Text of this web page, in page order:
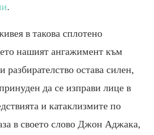
.
в такова сплотено
нашият ангажимент към
разбирателство остава силен,
да се изправи лице в
и катаклизмите по
в своето слово Джон Аджака,